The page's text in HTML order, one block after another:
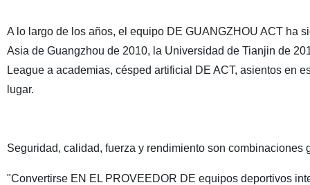
A lo largo de los años, el equipo DE GUANGZHOU ACT ha
Asia de Guangzhou de 2010, la Universidad de Tianjin de
League a academias, césped artificial DE ACT, asientos en
lugar.
Seguridad, calidad, fuerza y rendimiento son combinaciones
"Convertirse EN EL PROVEEDOR DE equipos deportivos